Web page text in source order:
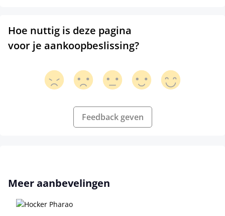
Hoe nuttig is deze pagina
voor je aankoopbeslissing?
Feedback geven
Productgalerij overslaan
Meer aanbevelingen